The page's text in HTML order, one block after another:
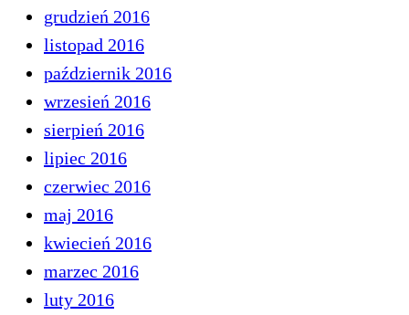
grudzień 2016
listopad 2016
październik 2016
wrzesień 2016
sierpień 2016
lipiec 2016
czerwiec 2016
maj 2016
kwiecień 2016
marzec 2016
luty 2016